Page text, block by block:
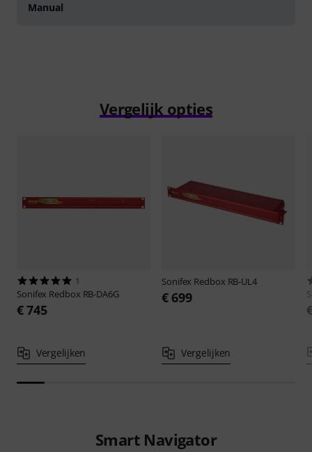
Manual
Vergelijk opties
1
Sonifex Redbox RB-DA6G
€ 745
Vergelijken
Sonifex Redbox RB-UL4
€ 699
Vergelijken
Smart Navigator